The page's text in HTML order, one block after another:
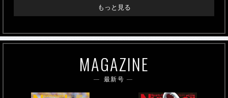
もっと見る
MAGAZINE
最新号